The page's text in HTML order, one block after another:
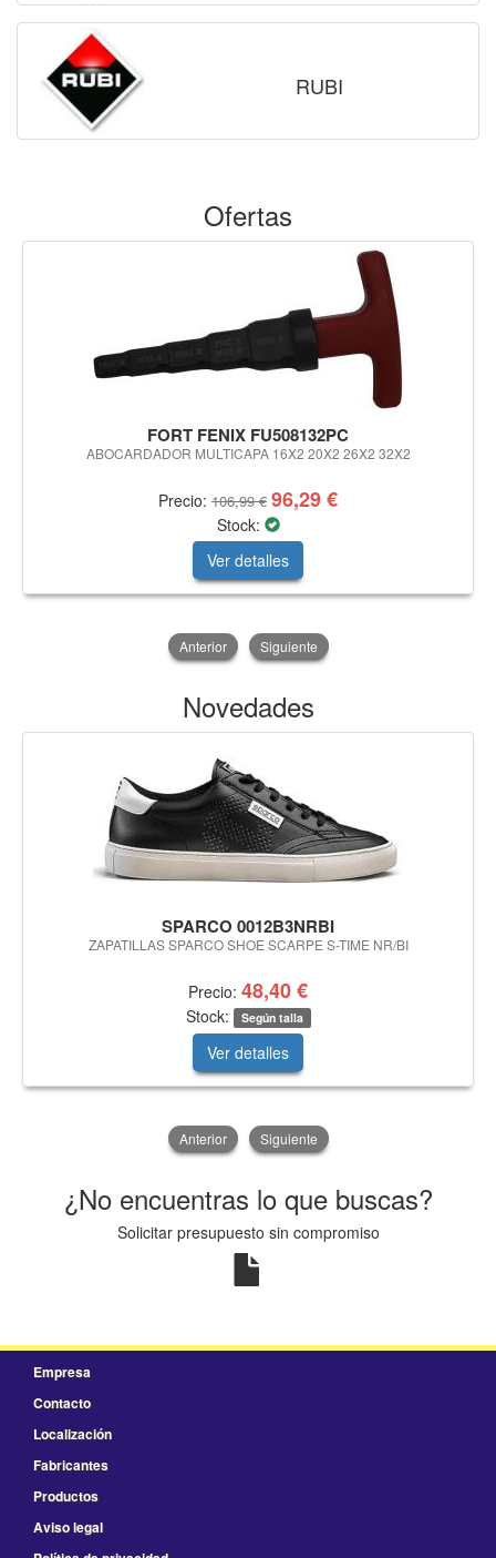
RUBI
Ofertas
FORT FENIX FU508132PC
ABOCARDADOR MULTICAPA 16X2 20X2 26X2 32X2
Precio: 106,99 € 96,29 €
Stock:
Ver detalles
Anterior Siguiente
Novedades
SPARCO 0012B3NRBI
ZAPATILLAS SPARCO SHOE SCARPE S-TIME NR/BI
Precio: 48,40 €
Stock: Según talla
Ver detalles
Anterior Siguiente
¿No encuentras lo que buscas?
Solicitar presupuesto sin compromiso
Empresa
Contacto
Localización
Fabricantes
Productos
Aviso legal